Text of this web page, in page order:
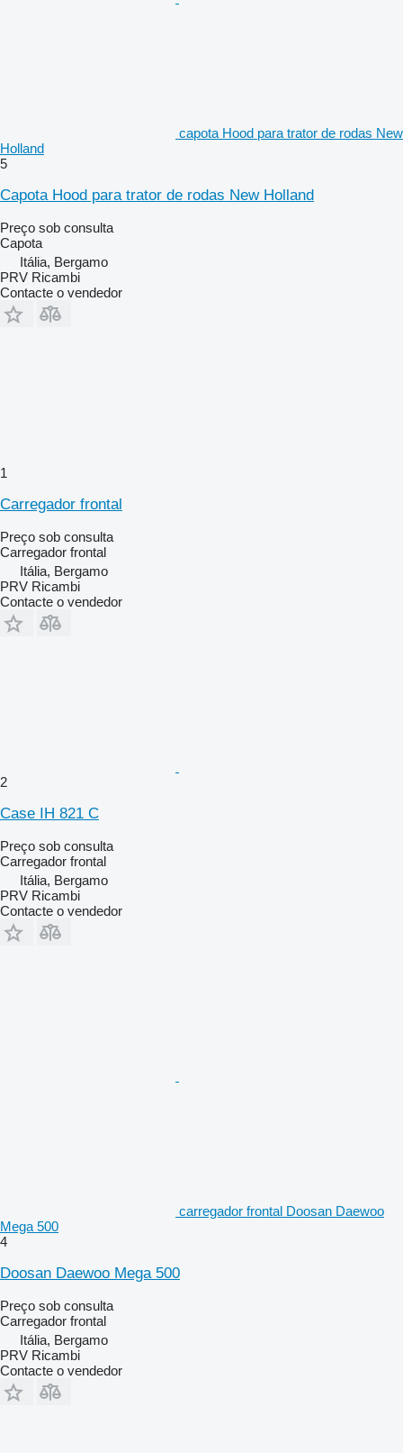
capota Hood para trator de rodas New
Holland
5
Capota Hood para trator de rodas New Holland
Preço sob consulta
Capota
Itália, Bergamo
PRV Ricambi
Contacte o vendedor
1
Carregador frontal
Preço sob consulta
Carregador frontal
Itália, Bergamo
PRV Ricambi
Contacte o vendedor
2
Case IH 821 C
Preço sob consulta
Carregador frontal
Itália, Bergamo
PRV Ricambi
Contacte o vendedor
carregador frontal Doosan Daewoo
Mega 500
4
Doosan Daewoo Mega 500
Preço sob consulta
Carregador frontal
Itália, Bergamo
PRV Ricambi
Contacte o vendedor